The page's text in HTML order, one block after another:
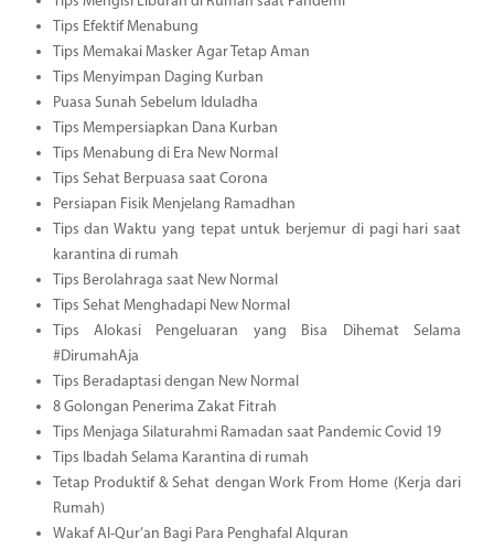
Tips Efektif Menabung
Tips Memakai Masker Agar Tetap Aman
Tips Menyimpan Daging Kurban
Puasa Sunah Sebelum Iduladha
Tips Mempersiapkan Dana Kurban
Tips Menabung di Era New Normal
Tips Sehat Berpuasa saat Corona
Persiapan Fisik Menjelang Ramadhan
Tips dan Waktu yang tepat untuk berjemur di pagi hari saat
karantina di rumah
Tips Berolahraga saat New Normal
Tips Sehat Menghadapi New Normal
Tips Alokasi Pengeluaran yang Bisa Dihemat Selama
#DirumahAja
Tips Beradaptasi dengan New Normal
8 Golongan Penerima Zakat Fitrah
Tips Menjaga Silaturahmi Ramadan saat Pandemic Covid 19
Tips Ibadah Selama Karantina di rumah
Tetap Produktif & Sehat dengan Work From Home (Kerja dari
Rumah)
Wakaf Al-Qur’an Bagi Para Penghafal Alquran